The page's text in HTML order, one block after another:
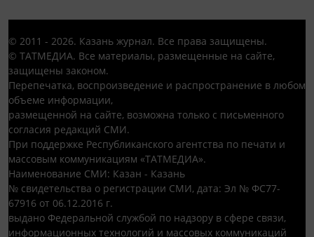
© 2011 - 2026. Казань журнал. Все права защищены.
© ТАТМЕДИА. Все материалы, размещенные на сайте,
защищены законом.
Перепечатка, воспроизведение и распространение в любом
объеме информации,
размещенной на сайте, возможна только с письменного
согласия редакций СМИ.
При поддержке Республиканского агентства по печати и
массовым коммуникациям «ТАТМЕДИА».
Наименование СМИ: Казан - Казань
№ свидетельства о регистрации СМИ, дата: Эл № ФС77-
67916 от 06.12.2016 г.
выдано Федеральной службой по надзору в сфере связи,
информационных технологий и массовых коммуникаций